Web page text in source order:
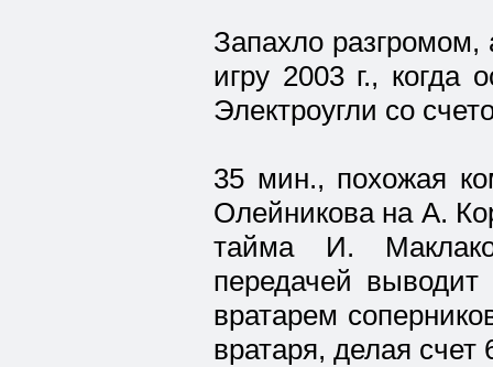
Запахло
игру 2003 г., когда
Электроугли со
35 мин., похожая
Олейникова на А.
тайма И.
передачей
вратарем
вратаря, делая счет